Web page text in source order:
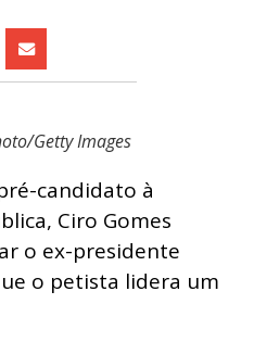
Getty Images
candidato à
Ciro Gomes
o ex-presidente
o petista lidera um